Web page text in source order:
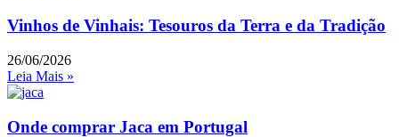
Vinhos de Vinhais: Tesouros da Terra e da Tradição
26/06/2026
Leia Mais »
Onde comprar Jaca em Portugal